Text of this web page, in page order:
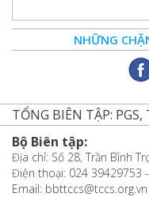
NHỮNG
TỔNG BIÊN TẬP: PGS,
Bộ Biên tập:
Địa chỉ: Số 28, Trần Bình
Điện thoại: 024 39429753
Email: bbttccs@tccs.org.vn